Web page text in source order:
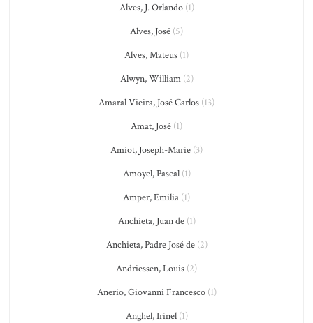
Alves, J. Orlando(1)
Alves, José (5)
Alves, Mateus (1)
Alwyn, William(2)
Amaral Vieira, José Carlos (13)
Amat, José (1)
Amiot, Joseph-Marie (3)
Amoyel, Pascal(1)
Amper, Emilia (1)
Anchieta, Juan de(1)
Anchieta, Padre José de(2)
Andriessen, Louis (2)
Anerio, Giovanni Francesco(1)
Anghel, Irinel(1)